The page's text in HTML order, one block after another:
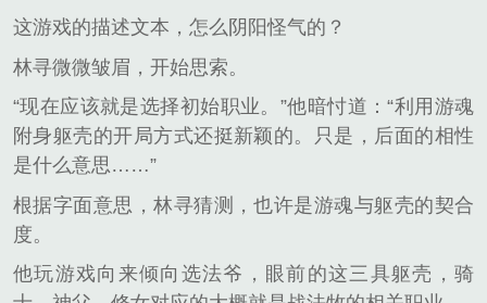
这游戏的描述文本，怎么阴阳怪气的？
林寻微微皱眉，开始思索。
“现在应该就是选择初始职业。”他暗忖道：“利用游魂
附身躯壳的开局方式还挺新颖的。只是，后面的相性
是什么意思……”
根据字面意思，林寻猜测，也许是游魂与躯壳的契合
度。
他玩游戏向来倾向选法爷，眼前的这三具躯壳，骑